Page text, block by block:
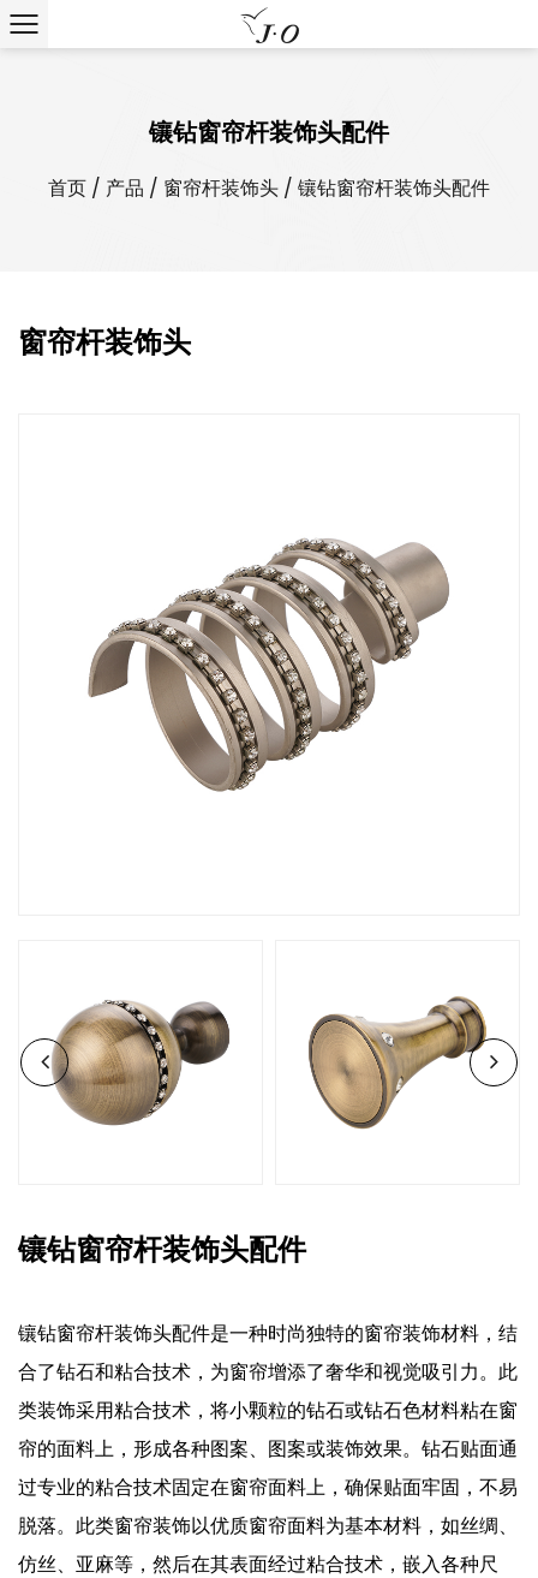
镶钻窗帘杆装饰头配件
首页 / 产品 / 窗帘杆装饰头 / 镶钻窗帘杆装饰头配件
窗帘杆装饰头
镶钻窗帘杆装饰头配件
镶钻窗帘杆装饰头配件是一种时尚独特的窗帘装饰材料，结
合了钻石和粘合技术，为窗帘增添了奢华和视觉吸引力。此
类装饰采用粘合技术，将小颗粒的钻石或钻石色材料粘在窗
帘的面料上，形成各种图案、图案或装饰效果。钻石贴面通
过专业的粘合技术固定在窗帘面料上，确保贴面牢固，不易
脱落。此类窗帘装饰以优质窗帘面料为基本材料，如丝绸、
仿丝、亚麻等，然后在其表面经过粘合技术，嵌入各种尺